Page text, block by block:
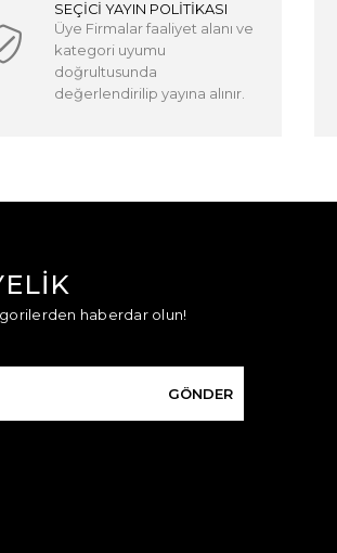
SEÇİCİ YAYIN POLİTİKASI
Üye Firmalar faaliyet alanı ve
kategori uyumu
doğrultusunda
değerlendirilip yayına alınır.
haberdar olun!
GÖNDER